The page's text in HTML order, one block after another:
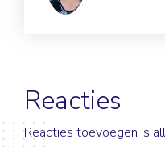
Reacties
Reacties toevoegen is